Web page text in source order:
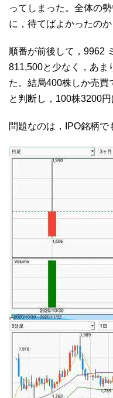
ってしまった。全体の
に，待てばよかったのか
順番が前後して，9962
811,500と少なく，あま
た。結局400株しか売買
と判断し，100株3200円
問題なのは，IPO銘柄で